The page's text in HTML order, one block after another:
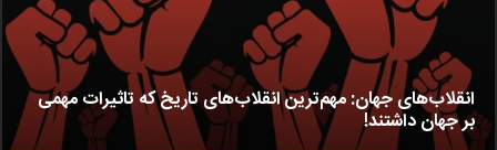
انقلاب‌های جهان: مهم‌ترین انقلاب‌های تاریخ که تاثیرات مهمی
بر جهان داشتند!